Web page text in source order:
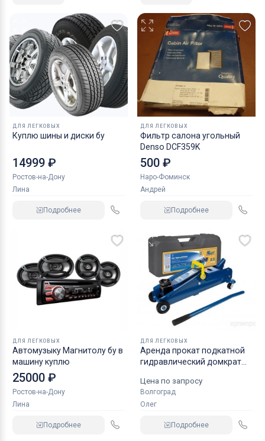
ДЛЯ ЛЕГКОВЫХ
Куплю шины и диски бу
14999 ₽
Ростов-на-Дону
Лина
Подробнее
ДЛЯ ЛЕГКОВЫХ
Фильтр салона угольный
Denso DCF359K
500 ₽
Наро-Фоминск
Андрей
Подробнее
ДЛЯ ЛЕГКОВЫХ
Автомузыку Магнитолу бу в
машину куплю
25000 ₽
Ростов-на-Дону
Лина
Подробнее
ДЛЯ ЛЕГКОВЫХ
Аренда прокат подкатной
гидравлический домкрат
Цена по запросу
Волгоград
Олег
Подробнее